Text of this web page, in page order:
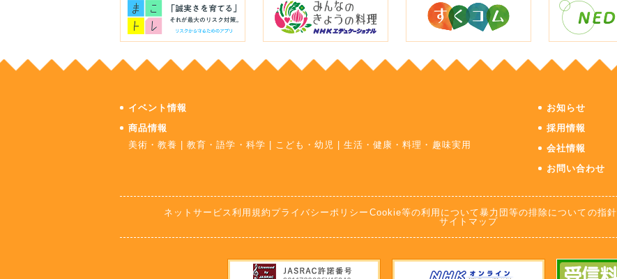
イベント情報
商品情報
美術・教養
|教育・語学・科学 こども・幼児 |生活・健康・料理・趣味実用
お知らせ
採用情報
会社情報
お問い合わせ
ネットサービス利用規約 プライバシーポリシー Cookie等の利用について暴力団等の排除についての指針
サイトマップ